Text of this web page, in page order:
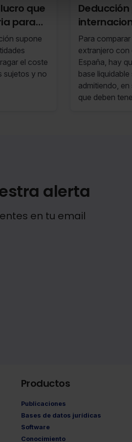
que
para
e IT
supone
el coste
sujetos y no
Para
extranjero con
España, hay
base
admitiendo,
que deben
alerta
en tu email
Productos
Publicaciones
Bases de datos jurídicas
Software
Conocimiento